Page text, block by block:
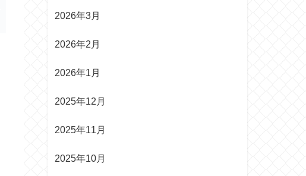
2026年3月
2026年2月
2026年1月
2025年12月
2025年11月
2025年10月